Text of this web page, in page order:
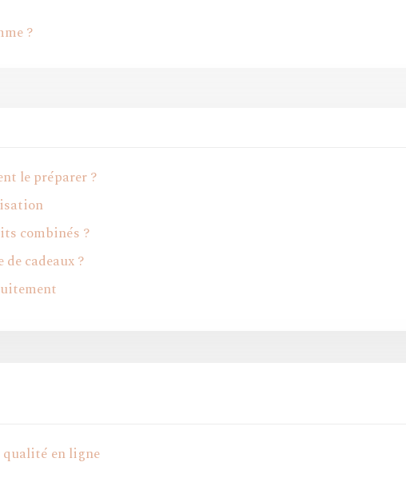
?
le préparer ?
combinés ?
cadeaux ?
qualité en ligne